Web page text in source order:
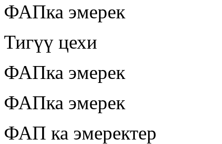
ФАПка эмерек
Тигүү цехи
ФАПка эмерек
ФАПка эмерек
ФАП ка эмеректер